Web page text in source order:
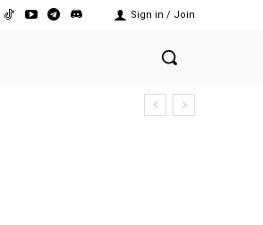
Sign in / Join